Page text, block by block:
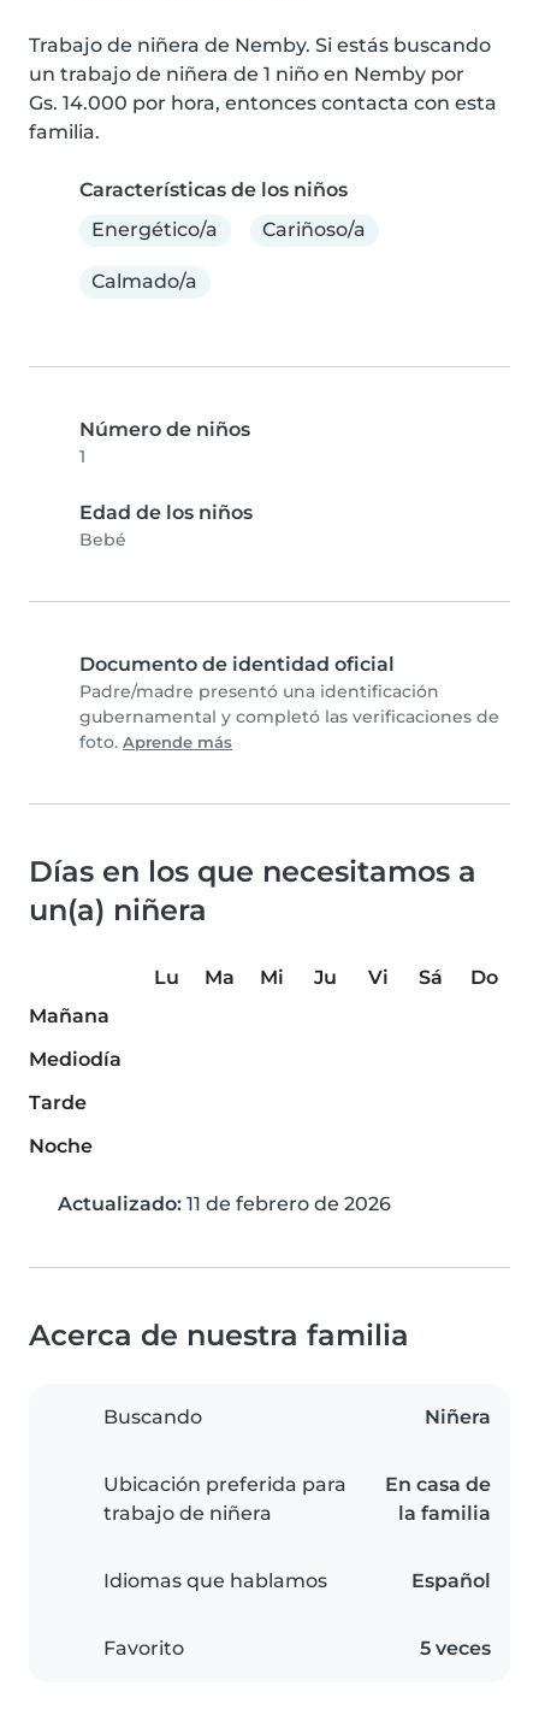
Trabajo de niñera de Nemby. Si estás buscando
un trabajo de niñera de 1 niño en Nemby por
Gs. 14.000 por hora, entonces contacta con esta
familia.
Características de los niños
Energético/a
Cariñoso/a
Calmado/a
Número de niños
1
Edad de los niños
Bebé
Documento de identidad oficial
Padre/madre presentó una identificación
gubernamental y completó las verificaciones de
foto. Aprende más
Días en los que necesitamos a
un(a) niñera
Lu Ma Mi Ju Vi Sá
Do
Mañana
Mediodía
Tarde
Noche
Actualizado: 11 de febrero de 2026
Acerca de nuestra familia
Buscando Niñera
Ubicación preferida para
trabajo de niñera
En casa de
la familia
Idiomas que hablamos Español
Favorito 5 veces